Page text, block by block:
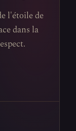
l'étoile de
dans la